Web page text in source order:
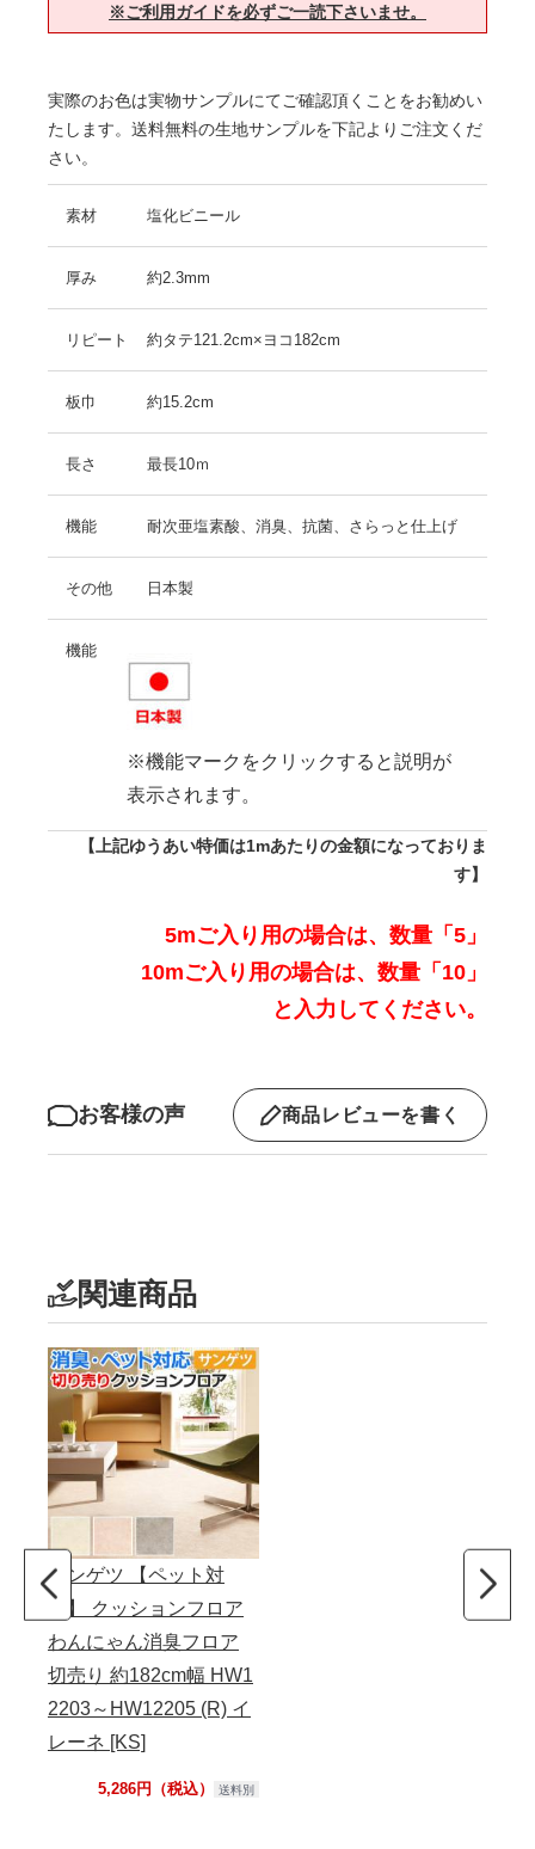
※ご利用ガイドを必ずご一読下さいませ。
実際のお色は実物サンプルにてご確認頂くことをお勧めい
たします。送料無料の生地サンプルを下記よりご注文くだ
さい。
素材 塩化ビニール
厚み 約2.3mm
リピート 約タテ121.2cm×ヨコ182cm
板巾 約15.2cm
長さ 最長10ｍ
機能 耐次亜塩素酸、消臭、抗菌、さらっと仕上げ
その他 日本製
機能
※機能マークをクリックすると説明が
表示されます。
【上記ゆうあい特価は1mあたりの金額になっておりま
す】
5mご入り用の場合は、数量「5」
10mご入り用の場合は、数量「10」
と入力してください。
お客様の声 商品レビューを書く
関連商品
サンゲツ 【ペット対
応】 クッションフロア
わんにゃん消臭フロア
切売り 約182cm幅 HW1
2203～HW12205 (R) イ
レーネ [KS]
5,286円（税込） 送料別